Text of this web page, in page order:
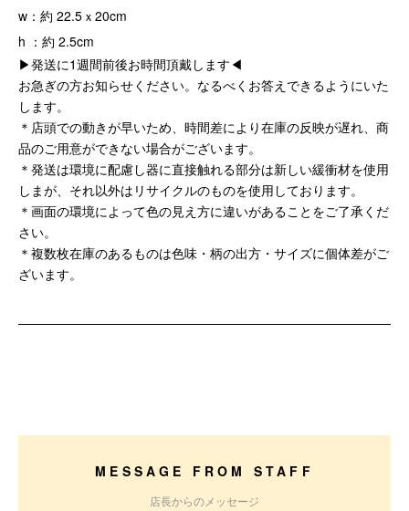
w：約 22.5ｘ20cm
h ：約 2.5cm
▶発送に1週間前後お時間頂戴します◀
お急ぎの方お知らせください。なるべくお答えできるようにいた
します。
＊店頭での動きが早いため、時間差により在庫の反映が遅れ、商
品のご用意ができない場合がございます。
＊発送は環境に配慮し器に直接触れる部分は新しい緩衝材を使用
しまが、それ以外はリサイクルのものを使用しております。
＊画面の環境によって色の見え方に違いがあることをご了承くだ
さい。
＊複数枚在庫のあるものは色味・柄の出方・サイズに個体差がご
ざいます。
MESSAGE FROM STAFF
店長からのメッセージ